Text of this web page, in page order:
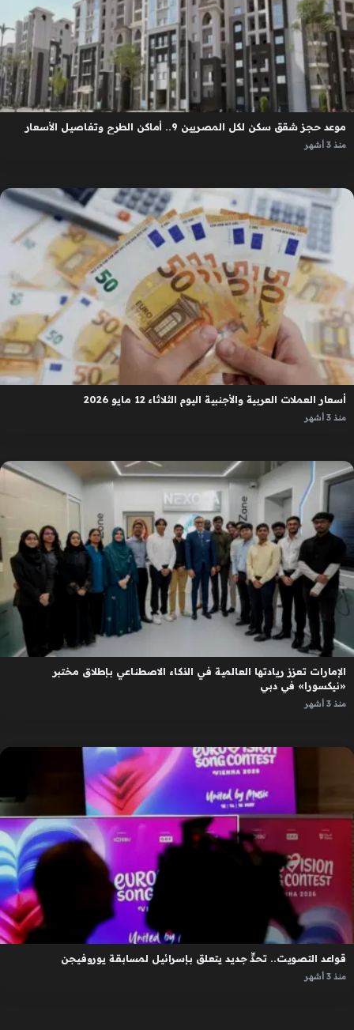
موعد حجز شقق سكن لكل المصريين 9.. أماكن الطرح وتفاصيل الأسعار
منذ 3 أشهر
أسعار العملات العربية والأجنبية اليوم الثلاثاء 12 مايو 2026
منذ 3 أشهر
الإمارات تعزز ريادتها العالمية في الذكاء الاصطناعي بإطلاق مختبر
«نيكسورا» في دبي
منذ 3 أشهر
قواعد التصويت.. تحدٍّ جديد يتعلق بإسرائيل لمسابقة يوروفيجن
منذ 3 أشهر